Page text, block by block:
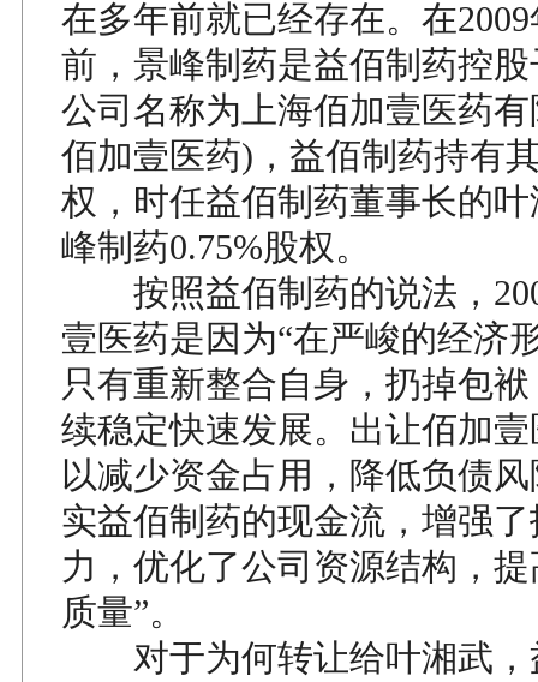
在多年前就已经存在。在
前，景峰制药是益佰制药控
公司名称为上海佰加壹医药
佰加壹医药)，益佰制药持有
权，时任益佰制药董事长的
峰制药0.75%股权。
按照益佰制药的说法，
壹医药是因为“在严峻的经济
只有重新整合自身，扔掉包
续稳定快速发展。出让佰加
以减少资金占用，降低负债
实益佰制药的现金流，增强
力，优化了公司资源结构，
质量”。
对于为何转让给叶湘武，